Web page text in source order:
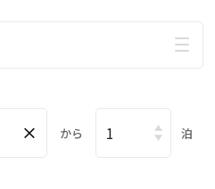
× から 泊